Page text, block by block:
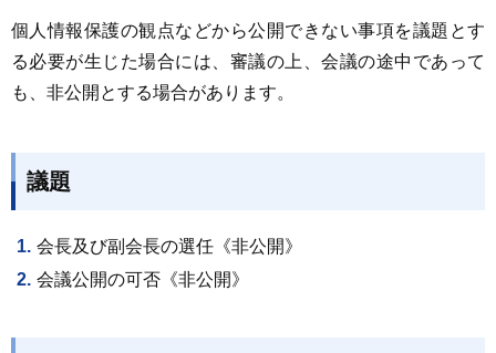
個人情報保護の観点などから公開できない事項を議題とす
る必要が生じた場合には、審議の上、会議の途中であって
も、非公開とする場合があります。
議題
会長及び副会長の選任《非公開》
会議公開の可否《非公開》